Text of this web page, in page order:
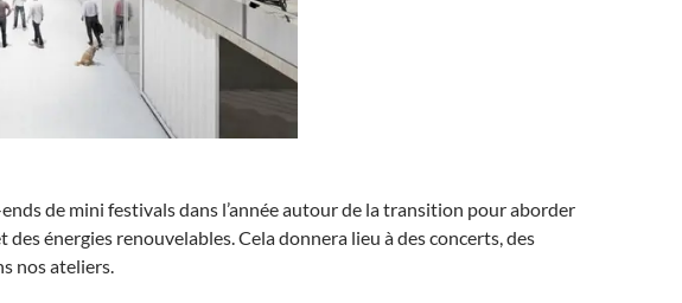
de mini festivals dans l’année autour de la transition pour aborder
énergies renouvelables. Cela donnera lieu à des concerts, des
nos ateliers.